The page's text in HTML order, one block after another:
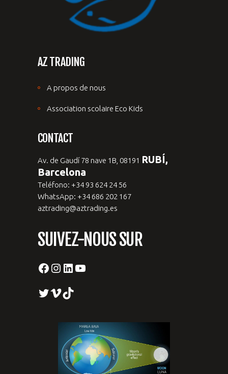
AZ TRADING
A propos de nous
Association scolaire Eco Kids
CONTACT
Av. de Gaudí 78 nave 1B, 08191 RUBÍ,
Barcelona
Teléfono: +34 93 624 24 56
WhatsApp: +34 686 202 167
aztrading@aztrading.es
SUIVEZ-NOUS SUR
Facebook
Instagram
LinkedIn
YouTube
Twitter
VimeoTikTok